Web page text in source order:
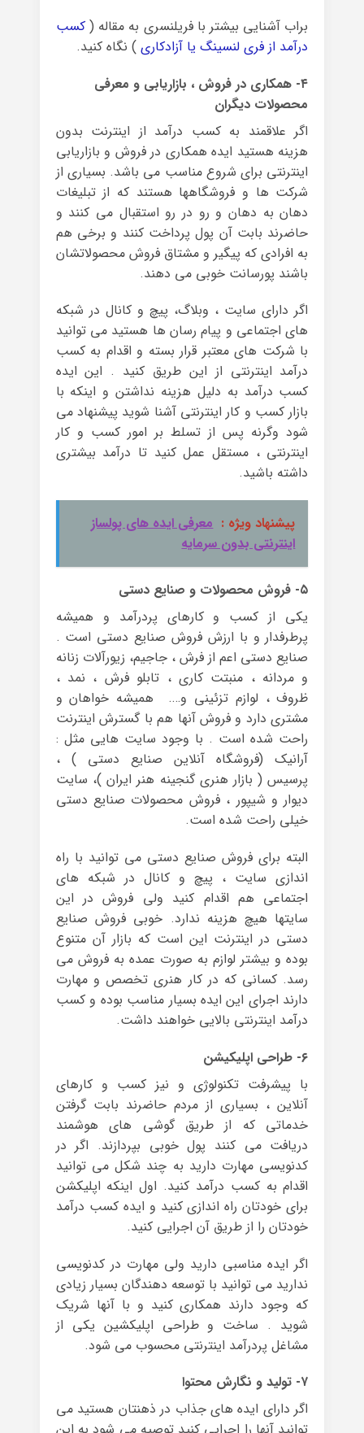
براب آشنایی بیشتر با فریلنسری به مقاله (کسب
درآمد از فری لنسینگ یا آزادکاری ) نگاه کنید.
۴- همکاری در فروش ، بازاریابی و معرفی
محصولات دیگران
اگر علاقمند به کسب درآمد از اینترنت بدون
هزینه هستید ایده همکاری در فروش و بازاریابی
اینترنتی برای شروع مناسب می باشد. بسیاری از
شرکت ها و فروشگاهها هستند که از تبلیغات
دهان به دهان و رو در رو استقبال می کنند و
حاضرند بابت آن پول پرداخت کنند و برخی هم
به افرادی که پیگیر و مشتاق فروش محصولاتشان
باشند پورسانت خوبی می دهند.
اگر دارای سایت ، وبلاگ، پیچ و کانال در شبکه
های اجتماعی و پیام رسان ها هستید می توانید
با شرکت های معتبر قرار بسته و اقدام به کسب
درآمد اینترنتی از این طریق کنید . این ایده
کسب درآمد به دلیل هزینه نداشتن و اینکه با
بازار کسب و کار اینترنتی آشنا شوید پیشنهاد می
شود وگرنه پس از تسلط بر امور کسب و کار
اینترنتی ، مستقل عمل کنید تا درآمد بیشتری
داشته باشید.
پیشنهاد ویژه : معرفی ایده های پولساز
اینترنتی بدون سرمایه
۵- فروش محصولات و صنایع دستی
یکی از کسب و کارهای پردرآمد و همیشه
پرطرفدار و با ارزش فروش صنایع دستی است .
صنایع دستی اعم از فرش ، جاجیم، زیورآلات زنانه
و مردانه ، منبتت کاری ، تابلو فرش ، نمد ،
ظروف ، لوازم تزئینی و…. همیشه خواهان و
مشتری دارد و فروش آنها هم با گسترش اینترنت
راحت شده است . با وجود سایت هایی مثل :
آرانیک (فروشگاه آنلاین صنایع دستی ) ،
پرسیس ( بازار هنری گنجینه هنر ایران )، سایت
دیوار و شیپور ، فروش محصولات صنایع دستی
خیلی راحت شده است.
البته برای فروش صنایع دستی می توانید با راه
اندازی سایت ، پیچ و کانال در شبکه های
اجتماعی هم اقدام کنید ولی فروش در این
سایتها هیچ هزینه ندارد. خوبی فروش صنایع
دستی در اینترنت این است که بازار آن متنوع
بوده و بیشتر لوازم به صورت عمده به فروش می
رسد. کسانی که در کار هنری تخصص و مهارت
دارند اجرای این ایده بسیار مناسب بوده و کسب
درآمد اینترنتی بالایی خواهند داشت.
۶- طراحی اپلیکیشن
با پیشرفت تکنولوژی و نیز کسب و کارهای
آنلاین ، بسیاری از مردم حاضرند بابت گرفتن
خدماتی که از طریق گوشی های هوشمند
دریافت می کنند پول خوبی بپردازند. اگر در
کدنویسی مهارت دارید به چند شکل می توانید
اقدام به کسب درآمد کنید. اول اینکه اپلیکشن
برای خودتان راه اندازی کنید و ایده کسب درآمد
خودتان را از طریق آن اجرایی کنید.
اگر ایده مناسبی دارید ولی مهارت در کدنویسی
ندارید می توانید با توسعه دهندگان بسیار زیادی
که وجود دارند همکاری کنید و با آنها شریک
شوید . ساخت و طراحی اپلیکشین یکی از
مشاغل پردرآمد اینترنتی محسوب می شود.
۷- تولید و نگارش محتوا
اگر دارای ایده های جذاب در ذهنتان هستید می